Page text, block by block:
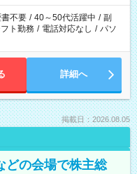
書不要 / 40～50代活躍中 / 副
ト勤務 / 電話対応なし / パソ
詳細へ
掲載日：2026.08.05
どの会場で株主総